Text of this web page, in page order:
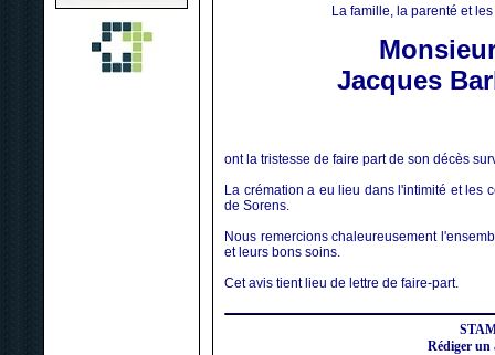
La famille, la parenté et
Jacques
ont la tristesse de faire part de son décès
La crémation a eu lieu dans l'intimité et les
de Sorens.
Nous remercions chaleureusement
et leurs bons soins.
Cet avis tient lieu de lettre de faire-part.
Rédiger un